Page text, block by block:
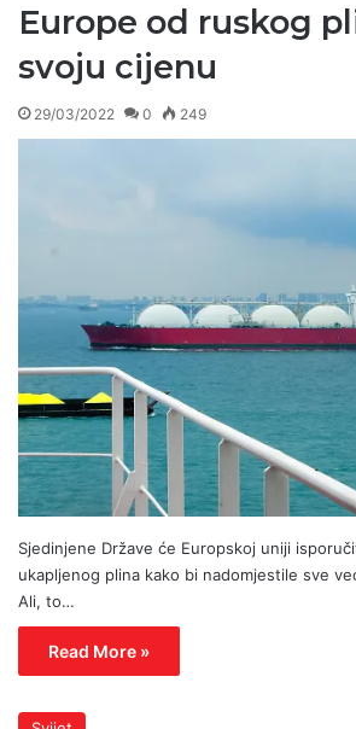
Europe od ruskog
svoju cijenu
29/03/2022 0 249
Sjedinjene Države će Europskoj uniji
ukapljenog plina kako bi nadomjestile sve
Ali, to…
Read More »